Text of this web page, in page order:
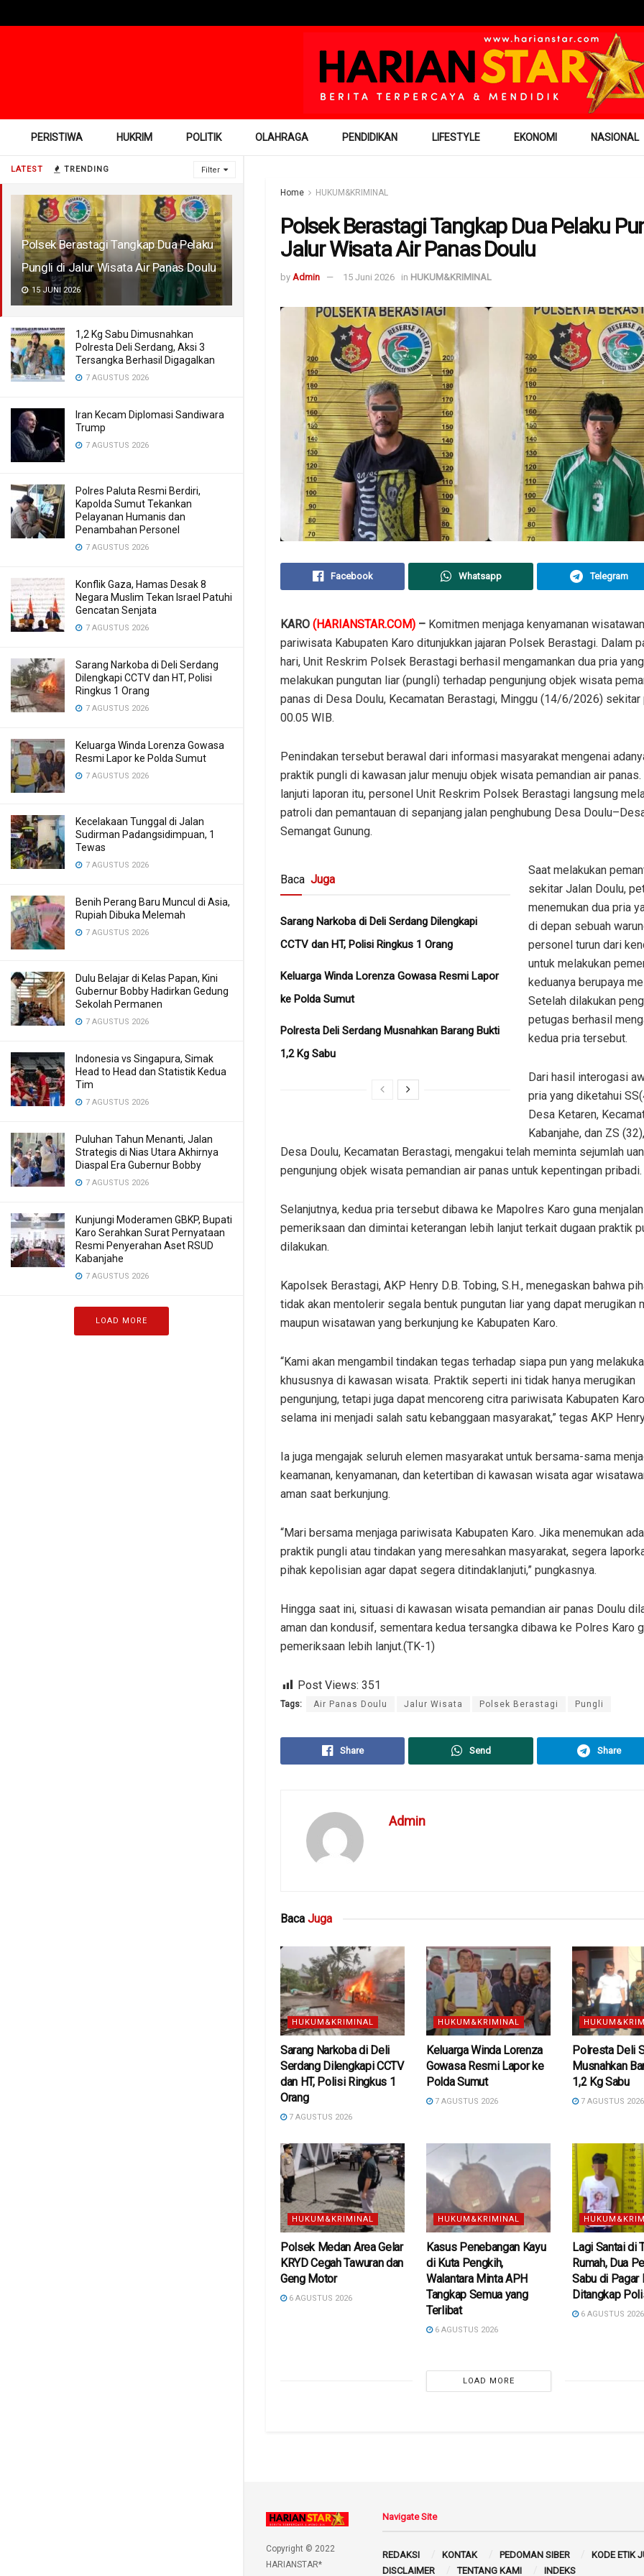
LATEST TRENDING Filter
Polsek Berastagi Tangkap Dua Pelaku
Pungli di Jalur Wisata Air Panas Doulu
15 JUNI 2026
1,2 Kg Sabu Dimusnahkan
Polresta Deli Serdang, Aksi 3
Tersangka Berhasil Digagalkan
7 AGUSTUS 2026
Iran Kecam Diplomasi Sandiwara
Trump
7 AGUSTUS 2026
Polres Paluta Resmi Berdiri,
Kapolda Sumut Tekankan
Pelayanan Humanis dan
Penambahan Personel
7 AGUSTUS 2026
Konflik Gaza, Hamas Desak 8
Negara Muslim Tekan Israel Patuhi
Gencatan Senjata
7 AGUSTUS 2026
Sarang Narkoba di Deli Serdang
Dilengkapi CCTV dan HT, Polisi
Ringkus 1 Orang
7 AGUSTUS 2026
Keluarga Winda Lorenza Gowasa
Resmi Lapor ke Polda Sumut
7 AGUSTUS 2026
Kecelakaan Tunggal di Jalan
Sudirman Padangsidimpuan, 1
Tewas
7 AGUSTUS 2026
Benih Perang Baru Muncul di Asia,
Rupiah Dibuka Melemah
7 AGUSTUS 2026
Dulu Belajar di Kelas Papan, Kini
Gubernur Bobby Hadirkan Gedung
Sekolah Permanen
7 AGUSTUS 2026
Indonesia vs Singapura, Simak
Head to Head dan Statistik Kedua
Tim
7 AGUSTUS 2026
Puluhan Tahun Menanti, Jalan
Strategis di Nias Utara Akhirnya
Diaspal Era Gubernur Bobby
7 AGUSTUS 2026
Kunjungi Moderamen GBKP, Bupati
Karo Serahkan Surat Pernyataan
Resmi Penyerahan Aset RSUD
Kabanjahe
7 AGUSTUS 2026
LOAD MORE
PERISTIWA HUKRIM POLITIK OLAHRAGA PENDIDIKAN LIFESTYLE EKONOMI NASIONAL
Home HUKUM&KRIMINAL
Polsek Berastagi Tangkap Dua Pelaku
Jalur Wisata Air Panas Doulu
by Admin 15 Juni 2026 in HUKUM&KRIMINAL
Facebook Whatsapp Telegram
KARO (HARIANSTAR.COM) – Komitmen menjaga kenyamanan
pariwisata Kabupaten Karo ditunjukkan jajaran Polsek Berastagi. Dalam
hari, Unit Reskrim Polsek Berastagi berhasil mengamankan dua pria
melakukan pungutan liar (pungli) terhadap pengunjung objek wisata
panas di Desa Doulu, Kecamatan Berastagi, Minggu (14/6/2026) sekitar
00.05 WIB.
Penindakan tersebut berawal dari informasi masyarakat mengenai
praktik pungli di kawasan jalur menuju objek wisata pemandian air
lanjuti laporan itu, personel Unit Reskrim Polsek Berastagi langsung
patroli dan pemantauan di sepanjang jalan penghubung Desa
Semangat Gunung.
Baca Juga
Sarang Narkoba di Deli Serdang Dilengkapi
CCTV dan HT, Polisi Ringkus 1 Orang
Keluarga Winda Lorenza Gowasa Resmi Lapor
ke Polda Sumut
Polresta Deli Serdang Musnahkan Barang Bukti
1,2 Kg Sabu
Saat melakukan
sekitar Jalan Doulu,
menemukan dua pria
di depan sebuah
personel turun dari
untuk melakukan
keduanya berupaya
Setelah dilakukan
petugas berhasil
kedua pria tersebut.
Dari hasil interogasi
pria yang diketahui
Desa Ketaren,
Kabanjahe, dan ZS
Desa Doulu, Kecamatan Berastagi, mengakui telah meminta sejumlah
pengunjung objek wisata pemandian air panas untuk kepentingan pribadi.
Selanjutnya, kedua pria tersebut dibawa ke Mapolres Karo guna
pemeriksaan dan dimintai keterangan lebih lanjut terkait dugaan praktik
dilakukan.
Kapolsek Berastagi, AKP Henry D.B. Tobing, S.H., menegaskan bahwa
tidak akan mentolerir segala bentuk pungutan liar yang dapat merugikan
maupun wisatawan yang berkunjung ke Kabupaten Karo.
“Kami akan mengambil tindakan tegas terhadap siapa pun yang
khususnya di kawasan wisata. Praktik seperti ini tidak hanya merugikan
pengunjung, tetapi juga dapat mencoreng citra pariwisata Kabupaten
selama ini menjadi salah satu kebanggaan masyarakat,” tegas AKP
Ia juga mengajak seluruh elemen masyarakat untuk bersama-sama
keamanan, kenyamanan, dan ketertiban di kawasan wisata agar
aman saat berkunjung.
“Mari bersama menjaga pariwisata Kabupaten Karo. Jika menemukan
praktik pungli atau tindakan yang meresahkan masyarakat, segera
pihak kepolisian agar dapat segera ditindaklanjuti,” pungkasnya.
Hingga saat ini, situasi di kawasan wisata pemandian air panas Doulu
aman dan kondusif, sementara kedua tersangka dibawa ke Polres Karo
pemeriksaan lebih lanjut.(TK-1)
Post Views: 351
Tags: Air Panas Doulu Jalur Wisata Polsek Berastagi Pungli
Share Send Share
Admin
Baca Juga
HUKUM&KRIMINAL
Sarang Narkoba di Deli
Serdang Dilengkapi CCTV
dan HT, Polisi Ringkus 1
Orang
7 AGUSTUS 2026
HUKUM&KRIMINAL
Keluarga Winda Lorenza
Gowasa Resmi Lapor ke
Polda Sumut
7 AGUSTUS 2026
Polresta Deli
Musnahkan
1,2 Kg Sabu
7 AGUSTUS 2026
HUKUM&KRIMINAL
Polsek Medan Area Gelar
KRYD Cegah Tawuran dan
Geng Motor
6 AGUSTUS 2026
HUKUM&KRIMINAL
Kasus Penebangan Kayu
di Kuta Pengkih,
Walantara Minta APH
Tangkap Semua yang
Terlibat
6 AGUSTUS 2026
Lagi Santai di
Rumah, Dua
Sabu di Pagar
Ditangkap
6 AGUSTUS 2026
LOAD MORE
Copyright © 2022
HARIANSTAR*
Navigate Site
REDAKSI KONTAK PEDOMAN SIBER
KODE ETIK
DISCLAIMER
TENTANG KAMI INDEKS